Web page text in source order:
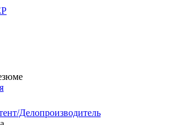
Делопроизводитель